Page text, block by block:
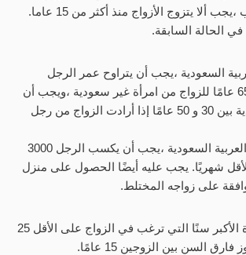
السعوديين من أجانب ،يجب ألا يتزوج الأزواج منذ أكثر من 15 عاما.
السعودية ،يجب أن يتراوح عمر الرجل
السعودي بين 40 و 65 عامًا للزواج من امرأة غير سعودية ،ويجب أن
تكون المرأة السعودية بين 30 و 50 عامًا إذا أرادت الزواج من رجل
للزواج في المملكة العربية السعودية ،يجب أن يكسب الرجل 3000
شهريًا. يجب عليه أيضًا الحصول على منزل
على زواجه المختلط.
يجب أن تكون المرأة الأكبر سنًا التي ترغب في الزواج على الأقل 25
السن بين الزوجين 15 عامًا.